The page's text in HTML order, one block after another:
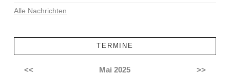
Alle Nachrichten
TERMINE
<< Mai 2025 >>